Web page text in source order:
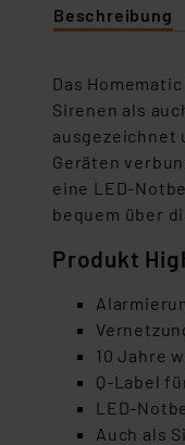
Beschreibung
Das
Sirenen als
ausgezeichnet
Geräten
eine LED-
bequem über
Produkt
10 Jahre
Q-Label
LED-
Auch als